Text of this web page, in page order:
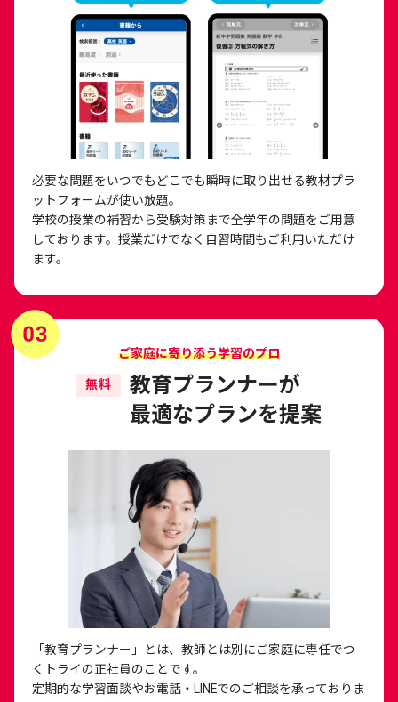
必要な問題をいつでもどこでも瞬時に取り出せる教材プラ
ットフォームが使い放題。
学校の授業の補習から受験対策まで全学年の問題をご用意
しております。授業だけでなく自習時間もご利用いただけ
ます。
ご家庭に寄り添う学習のプロ
無料
教育プランナーが
最適なプランを提案
「教育プランナー」とは、教師とは別にご家庭に専任でつ
くトライの正社員のことです。
定期的な学習面談やお電話・LINEでのご相談を承っておりま